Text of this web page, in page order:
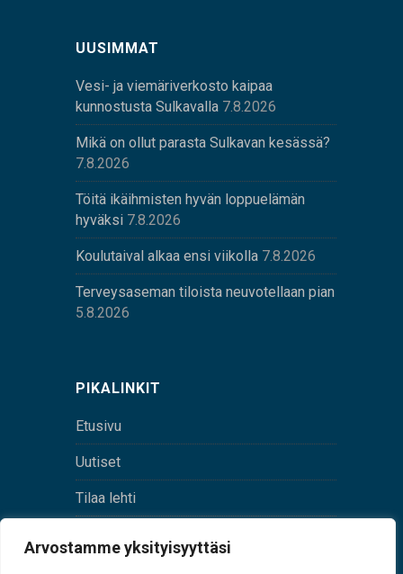
Arvostamme yksityisyyttäsi
UUSIMMAT
Vesi- ja viemäriverkosto kaipaa
kunnostusta Sulkavalla 7.8.2026
Mikä on ollut parasta Sulkavan kesässä?
7.8.2026
Töitä ikäihmisten hyvän loppuelämän
hyväksi 7.8.2026
Koulutaival alkaa ensi viikolla 7.8.2026
Terveysaseman tiloista neuvotellaan pian
5.8.2026
PIKALINKIT
Etusivu
Uutiset
Tilaa lehti